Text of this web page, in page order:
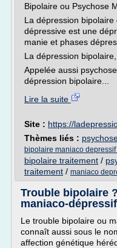
Bipolaire ou Psychose
La dépression
dépressive est une
manie et phases
La dépression
Appelée aussi
dépression bipolaire...
Lire la suite
Site : https://
Thèmes liés :
bipolaire maniaco
bipolaire traitement /
traitement / maniaco
Trouble bipolaire
maniaco-dépressif
Le trouble bipolaire ou
connaît aussi sous le
affection génétique